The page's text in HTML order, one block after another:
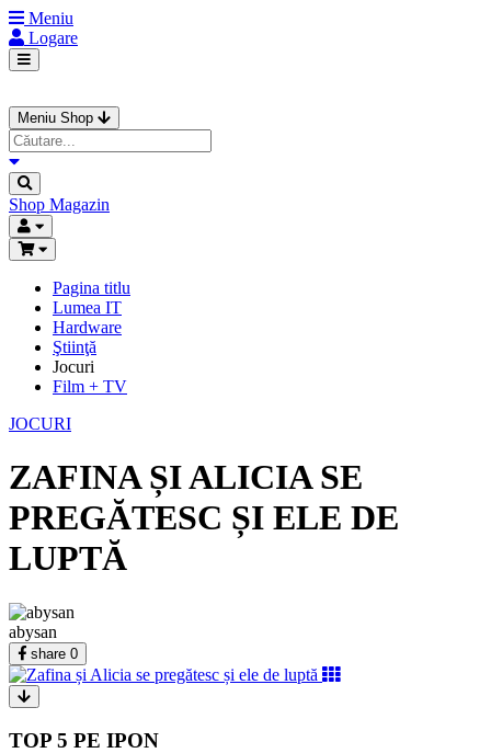
Meniu
Logare
Meniu Shop
Shop Magazin
Pagina titlu
Lumea IT
Hardware
Ştiinţă
Jocuri
Film + TV
JOCURI
ZAFINA ȘI ALICIA SE
PREGĂTESC ȘI ELE DE
LUPTĂ
abysan
share 0
TOP 5 PE IPON